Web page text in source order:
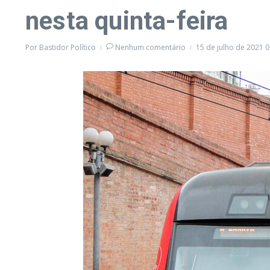
nesta quinta-feira
Por Bastidor Político Nenhum comentário 15 de julho de 2021